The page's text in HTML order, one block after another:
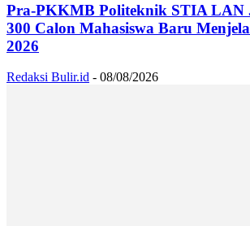
Pra-PKKMB Politeknik STIA LAN
300 Calon Mahasiswa Baru
2026
Redaksi Bulir.id - 08/08/2026